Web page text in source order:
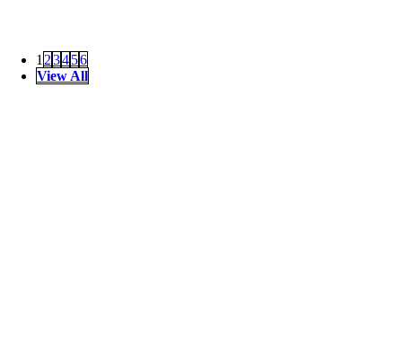
1 23456
View All